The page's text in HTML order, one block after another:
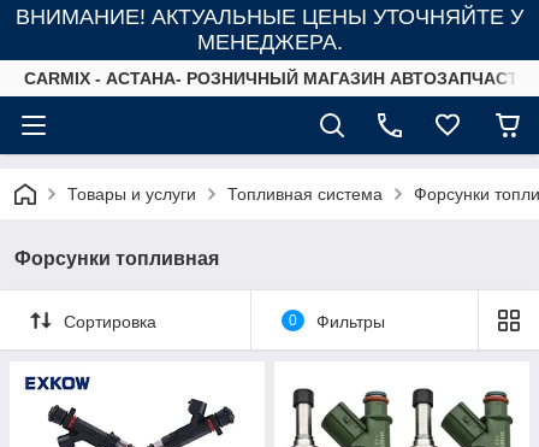
ВНИМАНИЕ! АКТУАЛЬНЫЕ ЦЕНЫ УТОЧНЯЙТЕ У
МЕНЕДЖЕРА.
СARMIX - АСТАНА- РОЗНИЧНЫЙ МАГАЗИН
Товары и услуги Топливная система Форсунки
Форсунки топливная
Сортировка 0 Фильтры